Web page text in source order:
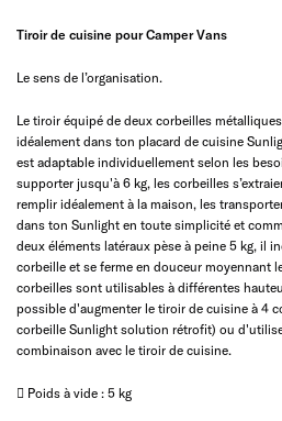
Tiroir de cuisine pour Camper Vans
Le sens de l’organisation.
Le tiroir équipé de deux corbeilles
idéalement dans ton placard de cuisine
est adaptable individuellement selon les
supporter jusqu'à 6 kg, les corbeilles
remplir idéalement à la maison, les
dans ton Sunlight en toute simplicité et
deux éléments latéraux pèse à peine 5 kg, il
corbeille et se ferme en douceur moyennant
corbeilles sont utilisables à différentes
possible d'augmenter le tiroir de cuisine à 4
corbeille Sunlight solution rétrofit) ou
combinaison avec le tiroir de cuisine.
 Poids à vide : 5 kg